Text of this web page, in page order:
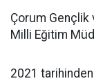
Çorum Gençlik
Milli Eğitim
2021